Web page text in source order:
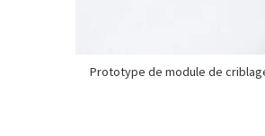
Prototype de module de